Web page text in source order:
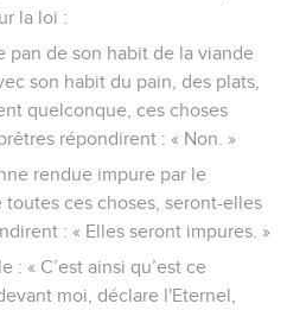
la loi :
pan de son habit de la viande
son habit du pain, des plats,
quelconque, ces choses
répondirent : « Non. »
rendue impure par le
ces choses, seront-elles
: « Elles seront impures. »
: « C’est ainsi qu’est ce
moi, déclare l'Eternel,